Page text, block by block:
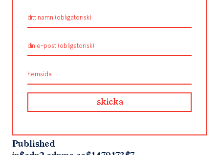
Published